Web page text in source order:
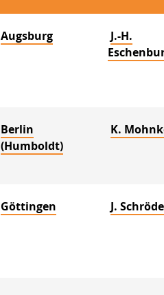
Augsburg
J.-H.
Berlin
(Humboldt)
K.
Göttingen J.